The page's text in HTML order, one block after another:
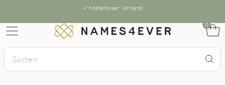
Kostenloser Versand
0